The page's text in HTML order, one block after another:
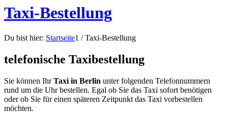
Taxi-Bestellung
Du bist hier: Startseite1 / Taxi-Bestellung
telefonische Taxibestellung
Sie können IhrTaxi in Berlin unter folgenden Telefonnummern
rund um die Uhr bestellen. Egal ob Sie das Taxi sofort benötigen
oder ob Sie für einen späteren Zeitpunkt das Taxi vorbestellen
möchten.